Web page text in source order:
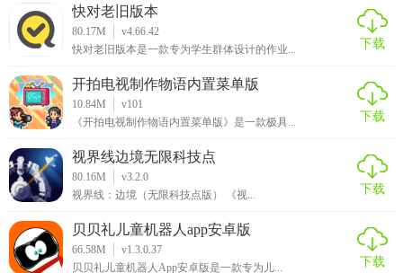
快对老旧版本
80.17M
v4.66.42
快对老旧版本是一款专为学生群体设计的作业...
下载
开拍电视制作物语内置菜单版
10.84M
v101
《开拍电视制作物语内置菜单版》是一款极具...
下载
视界线边境无限科技点
80.16M
v3.2.0
视界线：边境（无限科技点版） 《视...
下载
贝贝礼儿童机器人app安卓版
66.58M
v1.3.0.37
贝贝礼儿童机器人App安卓版是一款专为儿...
下载